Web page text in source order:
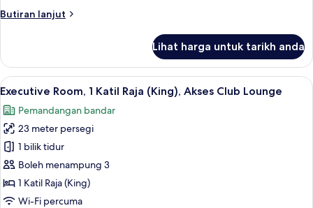
(Single)
Butiran lanjut
Butiran
Room,
Katil
(Single)
Lihat harga untuk tarikh anda
Lihat
semua
foto
untuk
Executive
Room,
1
Katil
Bar mini, peti besi dalam bilik, meja,
7
Executive Room, 1 Katil Raja (King), Akses Club Lounge
Pemandangan bandar
23 meter persegi
1 bilik tidur
Boleh menampung 3
1 Katil Raja (King)
Wi-Fi percuma